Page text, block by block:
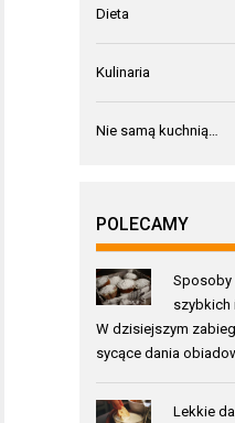
Dieta
Kulinaria
Nie samą kuchnią…
POLECAMY
Sposoby
szybkich
W dzisiejszym
sycące dania
Lekkie